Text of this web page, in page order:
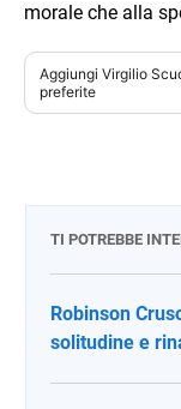
morale che alla
Aggiungi Virgilio
preferite
TI POTREBBE
Robinson
solitudine e